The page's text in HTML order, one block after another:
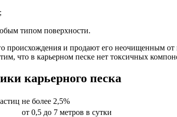
типом поверхности.
и продают его неочищенным от
что в карьерном песке нет токсичных
карьерного песка
не более 2,5%
от 0,5 до 7 метров в сутки